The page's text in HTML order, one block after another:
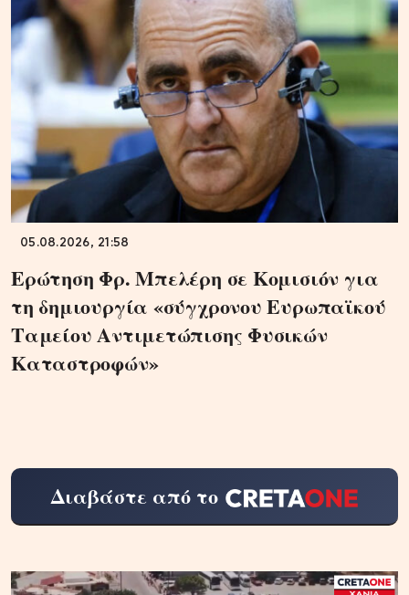
05.08.2026, 21:58
Ερώτηση Φρ. Μπελέρη σε Κομισιόν για
τη δημιουργία «σύγχρονου Ευρωπαϊκού
Ταμείου Αντιμετώπισης Φυσικών
Καταστροφών»
Διαβάστε από το